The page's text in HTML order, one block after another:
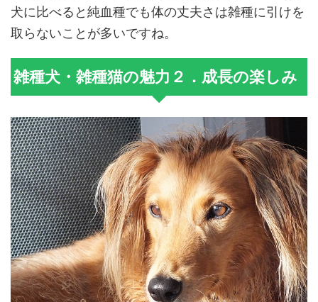
犬に比べると純血種でも体の丈夫さは雑種に引けを
取らないことが多いですね。
雑種犬・雑種猫の魅力２．成長の楽しみ